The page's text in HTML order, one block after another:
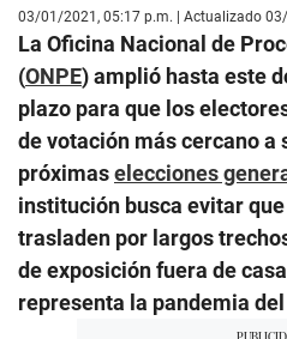
03/01/2021, 05:17 p.m. | Actualizado
La Oficina Nacional de
(ONPE) amplió hasta este
plazo para que los
de votación más cercano
próximaselecciones
institución busca evitar
trasladen por largos
de exposición fuera de
representa la pandemia